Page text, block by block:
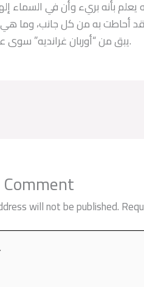
قد أحاطت به من كل جانب، وما
يبق من “أوربان غرانديه” سوى عظام متفحمة.
will not be published.